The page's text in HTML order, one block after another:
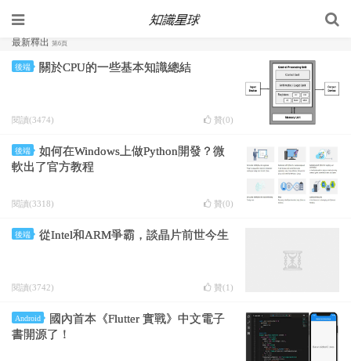
最新釋出 第6頁
後端 關於CPU的一些基本知識總結
閱讀(3474) 贊(0)
後端
如何在Windows上做Python開發？微
軟出了官方教程
閱讀(3318) 贊(0)
後端 從Intel和ARM爭霸，談晶片前世今生
閱讀(3742) 贊(1 )
Android
國內首本《Flutter 實戰》中文電子
書開源了！